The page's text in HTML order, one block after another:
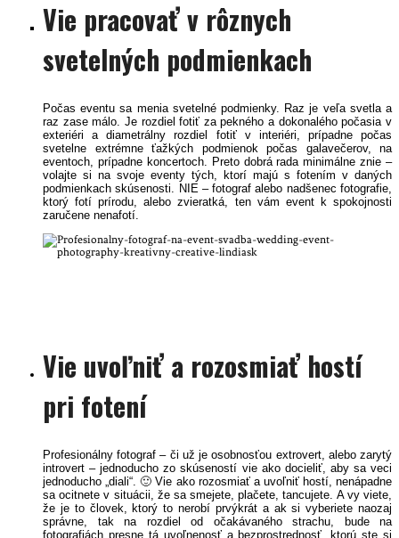
Vie pracovať v rôznych
svetelných podmienkach
Počas eventu sa menia svetelné podmienky. Raz je veľa svetla a
raz zase málo. Je rozdiel fotiť za pekného a dokonalého počasia v
exteriéri a diametrálny rozdiel fotiť v interiéri, prípadne počas
svetelne extrémne ťažkých podmienok počas galavečerov, na
eventoch, prípadne koncertoch. Preto dobrá rada minimálne znie –
volajte si na svoje eventy tých, ktorí majú s fotením v daných
podmienkach skúsenosti. NIE – fotograf alebo nadšenec fotografie,
ktorý fotí prírodu, alebo zvieratká, ten vám event k spokojnosti
zaručene nenafotí.
Vie uvoľniť a rozosmiať hostí
pri fotení
Profesionálny fotograf – či už je osobnosťou extrovert, alebo zarytý
introvert – jednoducho zo skúseností vie ako docieliť, aby sa veci
jednoducho „diali“. 🙂 Vie ako rozosmiať a uvoľniť hostí, nenápadne
sa ocitnete v situácii, že sa smejete, plačete, tancujete. A vy viete,
že je to človek, ktorý to nerobí prvýkrát a ak si vyberiete naozaj
správne, tak na rozdiel od očakávaného strachu, bude na
fotografiách presne tá uvoľnenosť a bezprostrednosť, ktorú ste si